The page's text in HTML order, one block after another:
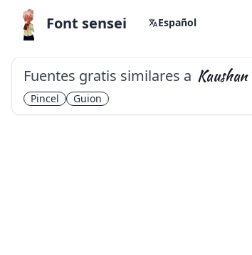
Font sensei Español
Fuentes gratis similares a
Pincel Guion